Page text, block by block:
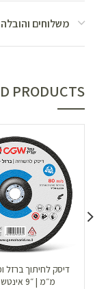
משלוחים והובלה
PRODUCTS
מ״מ | ״9 אינטש | CGW